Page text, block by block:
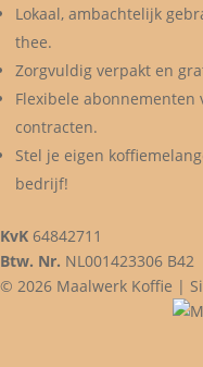
Lokaal, ambachtelijk
thee.
Zorgvuldig verpakt en
Flexibele abonnementen
contracten.
Stel je eigen
bedrijf!
KvK 64842711
Btw. Nr. NL001423306 B42
© 2026 Maalwerk Koffie |